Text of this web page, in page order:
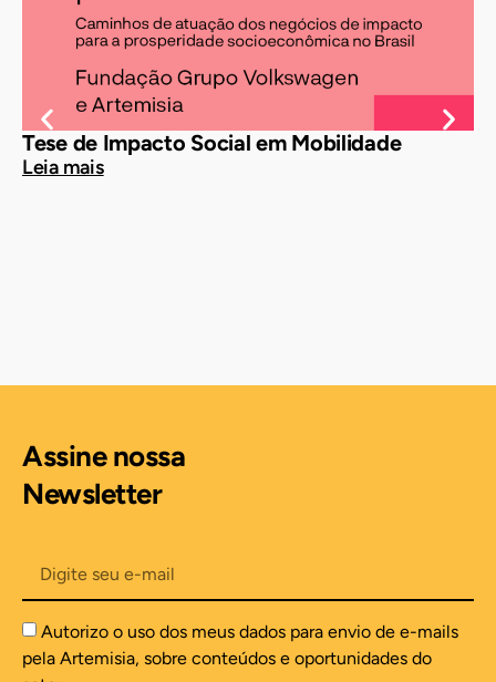
Tese de Impacto Social em Mobilidade
Leia mais
Assine nossa
Newsletter
Autorizo o uso dos meus dados para envio de e-mails
pela Artemisia, sobre conteúdos e oportunidades do